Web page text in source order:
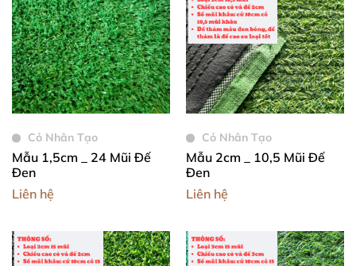
Cỏ Nhân Tạo
Mẫu 1,5cm _ 24 Mũi Đế
Đen
Liên hệ
Cỏ Nhân Tạo
Mẫu 2cm _ 10,5 Mũi Đế
Đen
Liên hệ